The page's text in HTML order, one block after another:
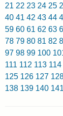
21 22 23 24 25
40 41 42 43 44
59 60 61 62 63
78 79 80 81 82
97 98 99 100
111 112 113 114
125 126 127
138 139 140 141